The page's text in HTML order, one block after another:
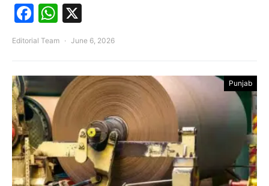
Facebook
WhatsApp
Editorial Team June 6, 2026
Punjab